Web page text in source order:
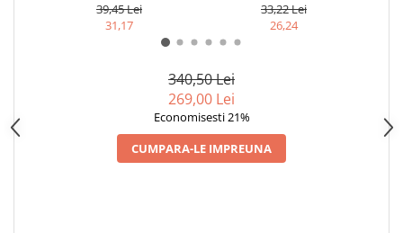
39,45 Lei
31,17
NICOLAE GEORGESCU
33,22 Lei
26,24
340,50 Lei
269,00 Lei
Economisesti 21%
CUMPARA-LE IMPREUNA